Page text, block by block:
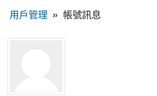
用戶管理 » 帳號訊息